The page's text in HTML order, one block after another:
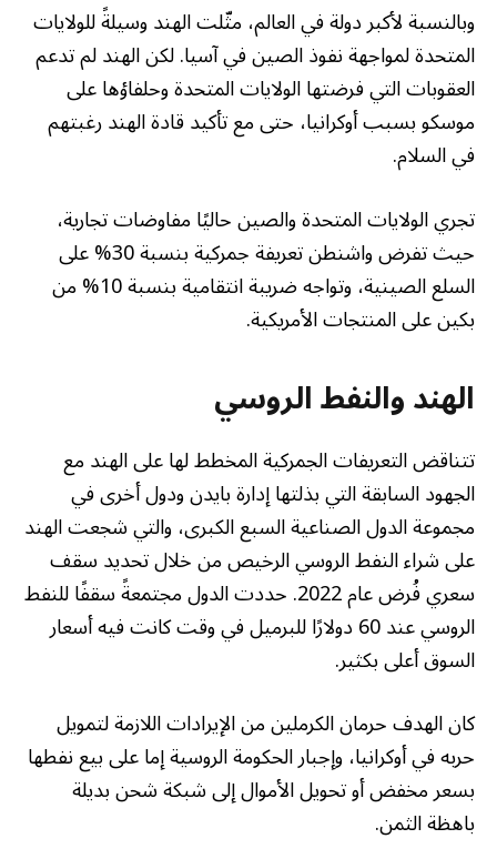
وبالنسبة لأكبر دولة في العالم، مثّلت الهند وسيلةً للولايات
المتحدة لمواجهة نفوذ الصين في آسيا. لكن الهند لم تدعم
العقوبات التي فرضتها الولايات المتحدة وحلفاؤها على
موسكو بسبب أوكرانيا، حتى مع تأكيد قادة الهند رغبتهم
في السلام.
تجري الولايات المتحدة والصين حاليًا مفاوضات تجارية،
حيث تفرض واشنطن تعريفة جمركية بنسبة 30% على
السلع الصينية، وتواجه ضريبة انتقامية بنسبة 10% من
بكين على المنتجات الأمريكية.
الهند والنفط الروسي
تتناقض التعريفات الجمركية المخطط لها على الهند مع
الجهود السابقة التي بذلتها إدارة بايدن ودول أخرى في
مجموعة الدول الصناعية السبع الكبرى، والتي شجعت الهند
على شراء النفط الروسي الرخيص من خلال تحديد سقف
سعري فُرض عام 2022. حددت الدول مجتمعةً سقفًا للنفط
الروسي عند 60 دولارًا للبرميل في وقت كانت فيه أسعار
السوق أعلى بكثير.
كان الهدف حرمان الكرملين من الإيرادات اللازمة لتمويل
حربه في أوكرانيا، وإجبار الحكومة الروسية إما على بيع نفطها
بسعر مخفض أو تحويل الأموال إلى شبكة شحن بديلة
باهظة الثمن.